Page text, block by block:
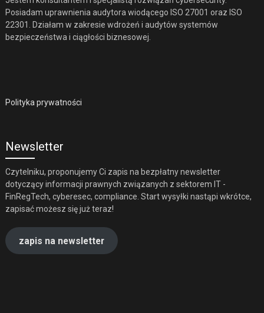
Posiadam uprawnienia audytora wiodącego ISO 27001 oraz ISO
22301. Działam w zakresie wdrożeń i audytów systemów
bezpieczeństwa i ciągłości biznesowej.
Polityka prywatności
Newsletter
Czytelniku, proponujemy Ci zapis na bezpłatny newsletter
dotyczący informacji prawnych związanych z sektorem IT -
FinRegTech, cyberesec, compliance. Start wysyłki nastąpi wkrótce,
zapisać możesz się już teraz!
zapis na newsletter